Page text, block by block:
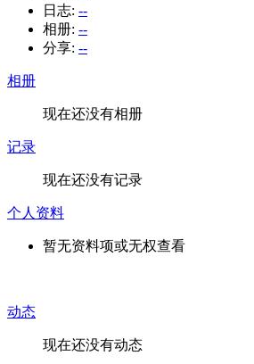
日志: --
相册: --
分享: --
相册
现在还没有相册
记录
现在还没有记录
个人资料
暂无资料项或无权查看
动态
现在还没有动态